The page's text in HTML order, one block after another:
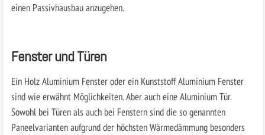
einen Passivhausbau anzugehen.
Fenster und Türen
Ein Holz Aluminium Fenster oder ein Kunststoff Aluminium Fenster
sind wie erwähnt Möglichkeiten. Aber auch eine Aluminium Tür.
Sowohl bei Türen als auch bei Fenstern sind die so genannten
Paneelvarianten aufgrund der höchsten Wärmedämmung besonders